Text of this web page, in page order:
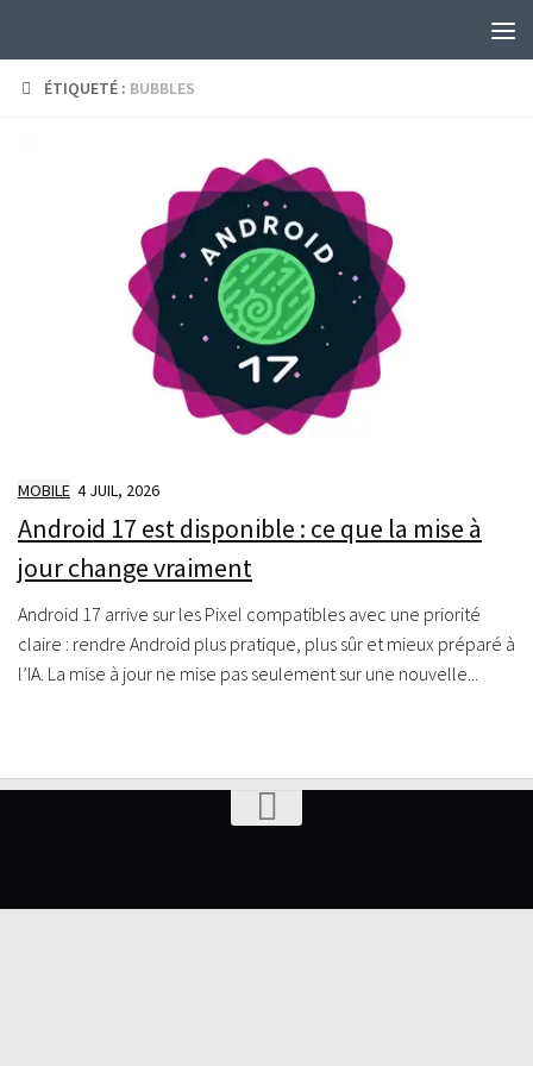
ÉTIQUETÉ : BUBBLES
MOBILE 4 JUIL, 2026
Android 17 est disponible : ce que la mise à
jour change vraiment
Android 17 arrive sur les Pixel compatibles avec une priorité
claire : rendre Android plus pratique, plus sûr et mieux préparé à
l’IA. La mise à jour ne mise pas seulement sur une nouvelle...